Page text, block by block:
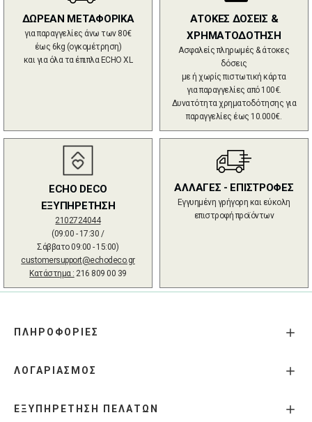
ΔΩΡΕΑΝ ΜΕΤΑΦΟΡΙΚΑ
για παραγγελίες άνω των 80€
έως 6kg (ογκομέτρηση)
και για όλα τα έπιπλα ECHO XL
ΑΤΟΚΕΣ ΔΟΣΕΙΣ &
ΧΡΗΜΑΤΟΔΟΤΗΣΗ
Ασφαλείς πληρωμές & άτοκες
δόσεις
με ή χωρίς πιστωτική κάρτα
για παραγγελίες από 100€.
Δυνατότητα χρηματοδότησης για
παραγγελίες έως 10.000€.
ECHO DECO
ΕΞΥΠΗΡΕΤΗΣΗ
2102724044
(09:00 - 17:30 /
Σάββατο 09:00 - 15:00)
customersupport@echodeco.gr
Κατάστημα : 216 809 00 39
ΑΛΛΑΓΕΣ - ΕΠΙΣΤΡΟΦΕΣ
Εγγυημένη γρήγορη και εύκολη
επιστροφή προϊόντων
ΠΛΗΡΟΦΟΡΙΕΣ
ΛΟΓΑΡΙΑΣΜΟΣ
ΕΞΥΠΗΡΕΤΗΣΗ ΠΕΛΑΤΩΝ